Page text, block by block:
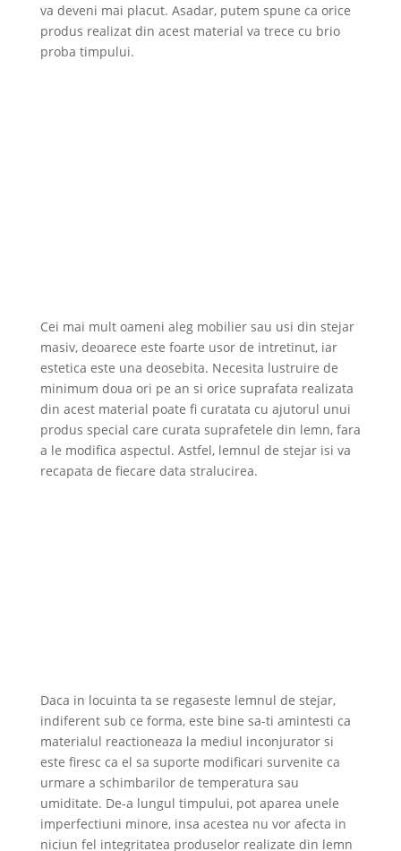
va deveni mai placut. Asadar, putem spune ca orice
produs realizat din acest material va trece cu brio
proba timpului.
Cei mai mult oameni aleg mobilier sau usi din stejar
masiv, deoarece este foarte usor de intretinut, iar
estetica este una deosebita. Necesita lustruire de
minimum doua ori pe an si orice suprafata realizata
din acest material poate fi curatata cu ajutorul unui
produs special care curata suprafetele din lemn, fara
a le modifica aspectul. Astfel, lemnul de stejar isi va
recapata de fiecare data stralucirea.
Daca in locuinta ta se regaseste lemnul de stejar,
indiferent sub ce forma, este bine sa-ti amintesti ca
materialul reactioneaza la mediul inconjurator si
este firesc ca el sa suporte modificari survenite ca
urmare a schimbarilor de temperatura sau
umiditate. De-a lungul timpului, pot aparea unele
imperfectiuni minore, insa acestea nu vor afecta in
niciun fel integritatea produselor realizate din lemn